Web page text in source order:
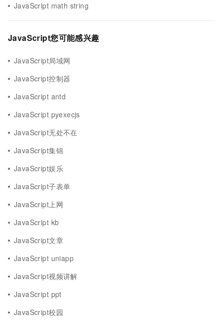
JavaScript math string
JavaScript您可能感兴趣
JavaScript局域网
JavaScript控制器
JavaScript antd
JavaScript pyexecjs
JavaScript无处不在
JavaScript集锦
JavaScript娱乐
JavaScript子表单
JavaScript上网
JavaScript kb
JavaScript文章
JavaScript uniapp
JavaScript视频讲解
JavaScript ppt
JavaScript校园